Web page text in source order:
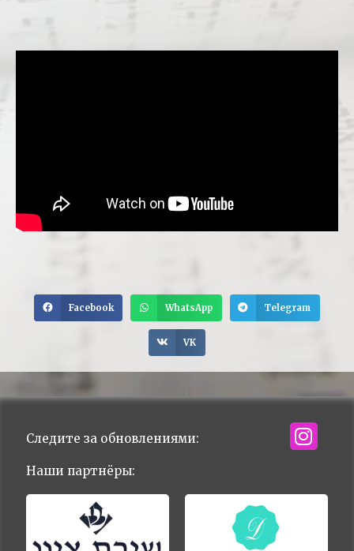
Facebook WhatsApp Telegram
VK
Следите за обновлениями:
Наши партнёры: